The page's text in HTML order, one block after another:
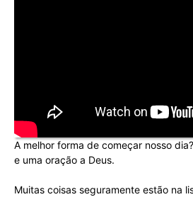
A melhor forma de começar nosso
e uma oração a Deus.
Muitas coisas seguramente estão na